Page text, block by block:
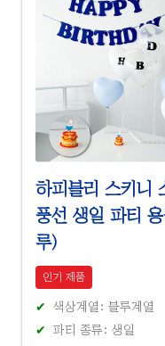
하피블리 스키니
풍선 생일 파티
루)
인기 제품
색상계열: 블루계열
파티 종류: 생일